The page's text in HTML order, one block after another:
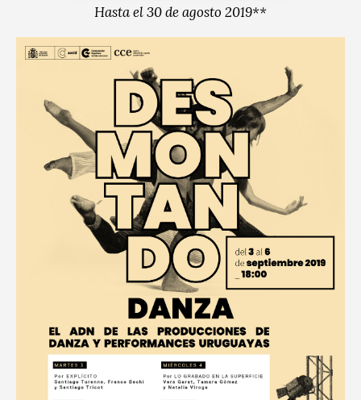
Hasta el 30 de agosto 2019**